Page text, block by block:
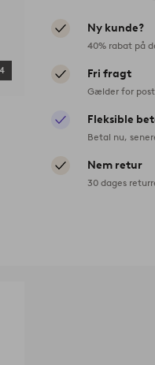
4
Ny kunde?
40% rabat på
Fri fragt
Gælder for
Fleksible
Betal nu,
Nem retur
30 dages